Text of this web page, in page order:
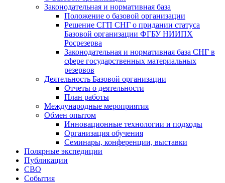
Законодательная и нормативная база
Положение о базовой организации
Решение СГП СНГ о придании статуса
Базовой организации ФГБУ НИИПХ
Росрезерва
Законодательная и нормативная база СНГ в
сфере государственных материальных
резервов
Деятельность Базовой организации
Отчеты о деятельности
План работы
Международные мероприятия
Обмен опытом
Инновационные технологии и подходы
Организация обучения
Семинары, конференции, выставки
Полярные экспедиции
Публикации
СВО
События